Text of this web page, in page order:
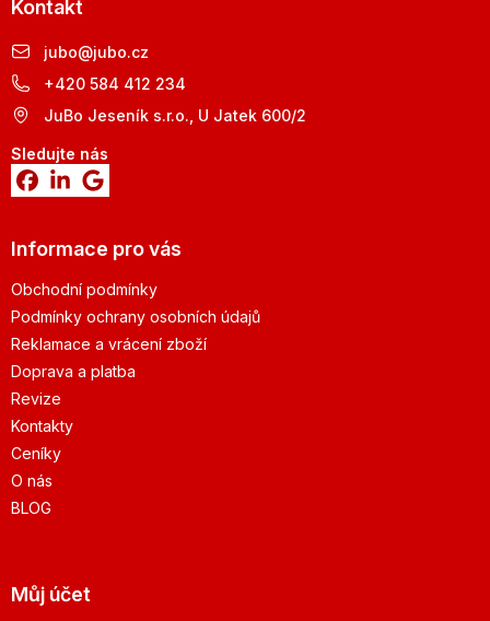
Kontakt
jubo@jubo.cz
+420 584 412 234
JuBo Jeseník s.r.o., U Jatek 600/2
Sledujte nás
Informace pro vás
Obchodní podmínky
Podmínky ochrany osobních údajů
Reklamace a vrácení zboží
Doprava a platba
Revize
Kontakty
Ceníky
O nás
BLOG
Můj účet